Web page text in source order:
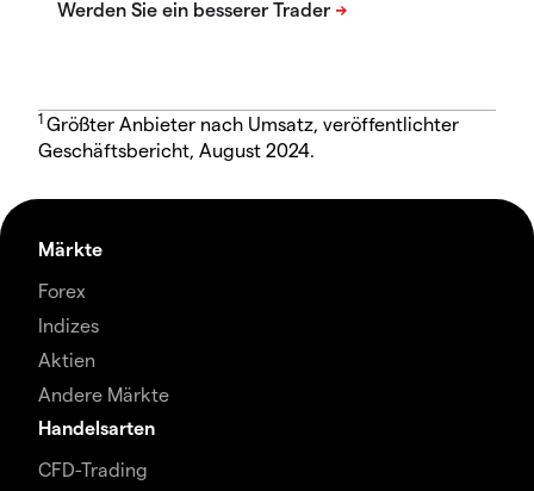
1 Größter Anbieter nach Umsatz, veröffentlichter
Geschäftsbericht, August 2024.
Märkte
Forex
Indizes
Aktien
Andere Märkte
Handelsarten
CFD-Trading